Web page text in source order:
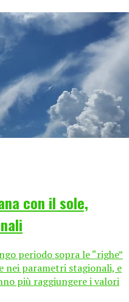
con il sole,
periodo sopra le “righe”
parametri stagionali, e
più raggiungere i valori